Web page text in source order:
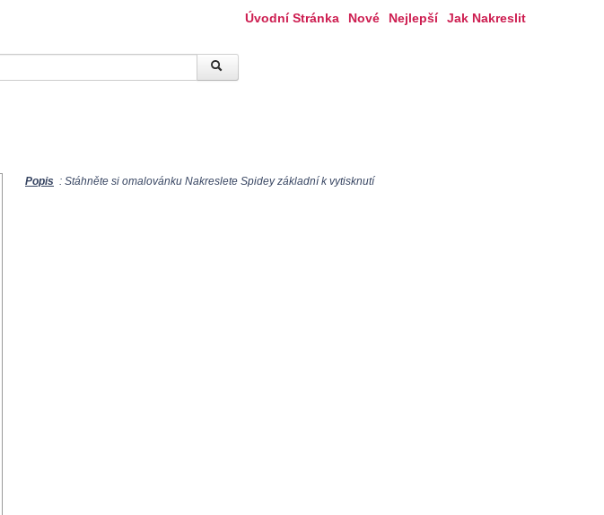
Úvodní Stránka Nové Nejlepší Jak Nakreslit
Popis : Stáhněte si omalovánku Nakreslete Spidey základní k vytisknutí